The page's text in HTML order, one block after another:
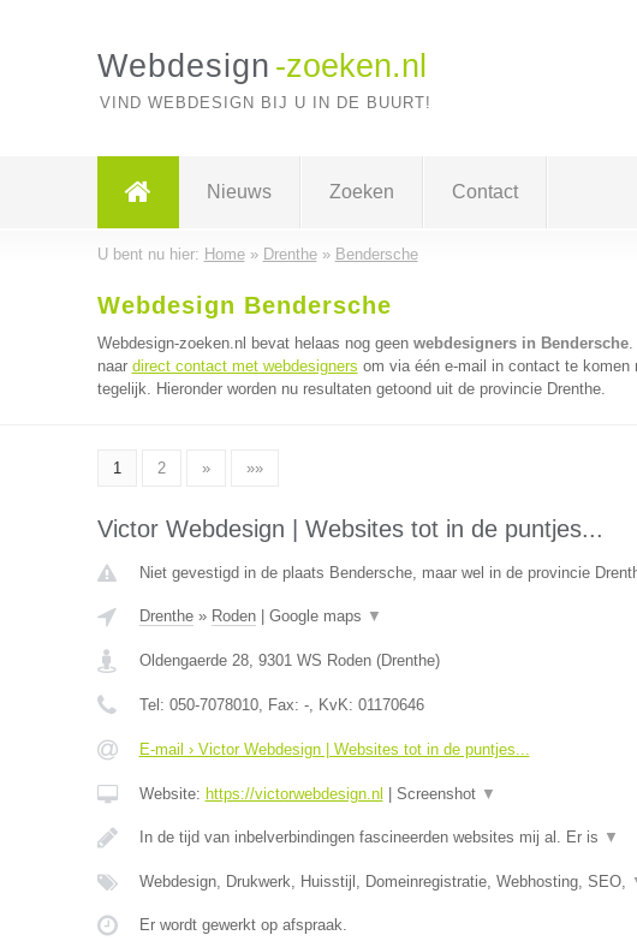
Webdesign -zoeken.nl
VIND WEBDESIGN BIJ U IN DE BUURT!
Nieuws Zoeken Contact
U bent nu hier: Home» Drenthe» Bendersche
Webdesign Bendersche
Webdesign-zoeken.nl bevat helaas nog geen webdesigners in Bendersche.
naar direct contact met webdesigners om via één e-mail in contact te komen
tegelijk. Hieronder worden nu resultaten getoond uit de provincie Drenthe.
1 2 » »»
Victor Webdesign | Websites tot in de puntjes...
Niet gevestigd in de plaats Bendersche, maar wel in de provincie
Drenthe» Roden| Google maps ▼
Oldengaerde 28, 9301 WS Roden(Drenthe)
Tel: 050-7078010, Fax: -, KvK: 01170646
E-mail › Victor Webdesign | Websites tot in de puntjes...
Website: https://victorwebdesign.nl Screenshot ▼
In de tijd van inbelverbindingen fascineerden websites mij al. Er is ▼
Webdesign, Drukwerk, Huisstijl, Domeinregistratie, Webhosting, SEO,
Er wordt gewerkt op afspraak.